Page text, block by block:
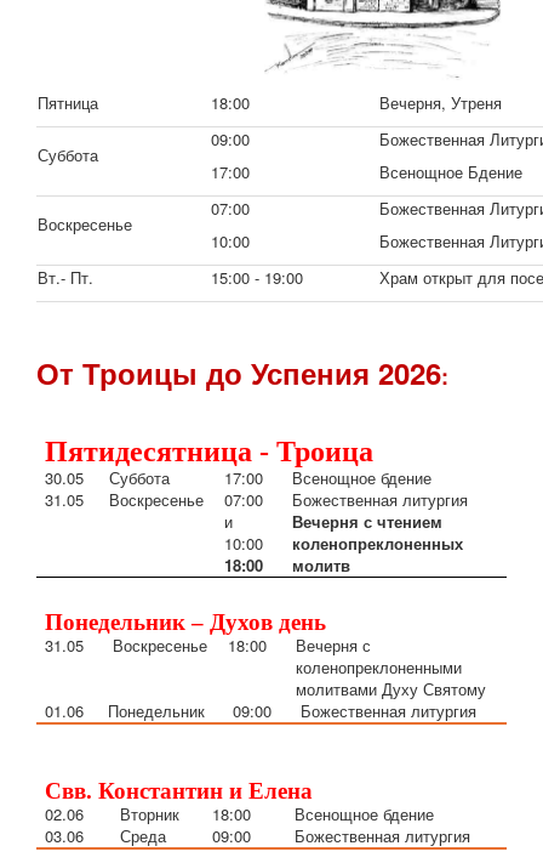
Пятница 18:00 Вечерня, Утреня
Суббота
09:00
17:00
Божественная
Всенощное Бдение
Воскресенье
07:00
10:00
Божественная
Божественная
Вт.- Пт.
15:00 - 19:00 Храм открыт для
От Троицы до Успения 2026:
Пятидесятница - Троица
30.05 Суббота 17:00
Всенощное бдение
31.05
Воскресенье
07:00
и
10:00
18:00
Божественная литургия
Вечерня с чтением
коленопреклоненных
молитв
Понедельник – Духов день
31.05 Воскресенье 18:00
Вечерня с
коленопреклоненными
молитвами Духу Святому
01.06 Понедельник 09:00 Божественная литургия
Свв. Константин и Елена
02.06 Вторник 18:00
Всенощное бдение
03.06
Среда 09:00 Божественная литургия